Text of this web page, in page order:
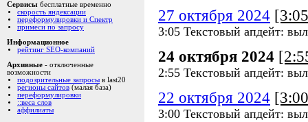
Сервисы бесплатные временно
скорость яндексации
переформулировки и Спектр
примеси по запросу
Информационное
рейтинг SEO-компаний
Архивные - отключенные
возможности
подозрительные запросы в last20
регионы сайтов (малая база)
переформулировки
::веса слов
аффилиаты
27 октября 2024
3:05 Текстовый апдейт:
24 октября 2024
2:55 Текстовый апдейт:
22 октября 2024
3:00 Текстовый апдейт: